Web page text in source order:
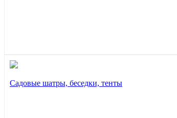
Садовые шатры, беседки, тенты